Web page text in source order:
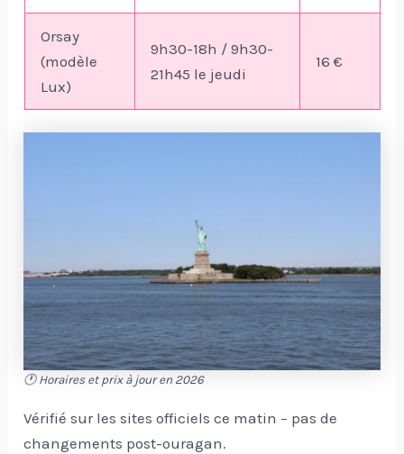
Orsay
(modèle
Lux)
9h30-18h / 9h30-
21h45 le jeudi
16 €
🕐 Horaires et prix à jour en 2026
Vérifié sur les sites officiels ce matin – pas de
changements post-ouragan.